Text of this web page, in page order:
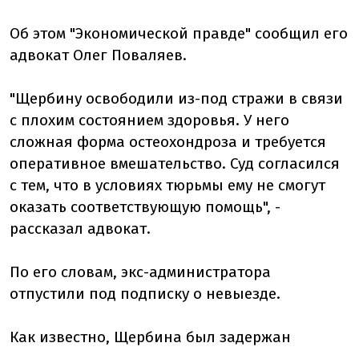
Об этом "Экономической правде" сообщил его
адвокат Олег Поваляев.
"Щербину освободили из-под стражи в связи
с плохим состоянием здоровья. У него
сложная форма остеохондроза и требуется
оперативное вмешательство. Суд согласился
с тем, что в условиях тюрьмы ему не смогут
оказать соответствующую помощь", -
рассказал адвокат.
По его словам, экс-администратора
отпустили под подписку о невыезде.
Как известно, Щербина был задержан